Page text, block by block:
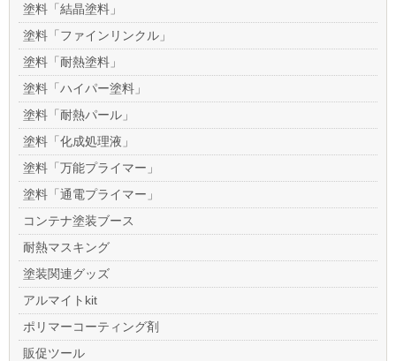
塗料「結晶塗料」
塗料「ファインリンクル」
塗料「耐熱塗料」
塗料「ハイパー塗料」
塗料「耐熱パール」
塗料「化成処理液」
塗料「万能プライマー」
塗料「通電プライマー」
コンテナ塗装ブース
耐熱マスキング
塗装関連グッズ
アルマイトkit
ポリマーコーティング剤
販促ツール